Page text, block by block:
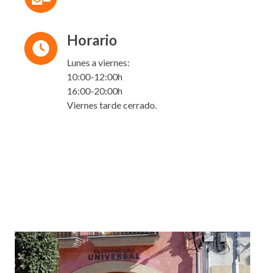
Horario
Lunes a viernes:
10:00-12:00h
16:00-20:00h
Viernes tarde cerrado.